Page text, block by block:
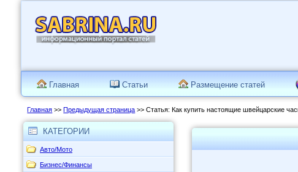
Главная Статьи Размещение статей
Главная >>Предыдущая страница >> Статья: Как купить настоящие швейцарские
КАТЕГОРИИ
Авто/Мото
Бизнес/Финансы